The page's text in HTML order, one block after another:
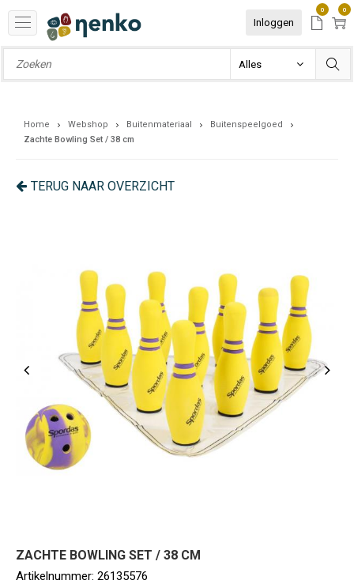
Inloggen
0 0
Home Webshop Buitenmateriaal
Buitenspeelgoed
Zachte Bowling Set / 38 cm
TERUG NAAR OVERZICHT
ZACHTE BOWLING SET / 38 CM
Artikelnummer: 26135576